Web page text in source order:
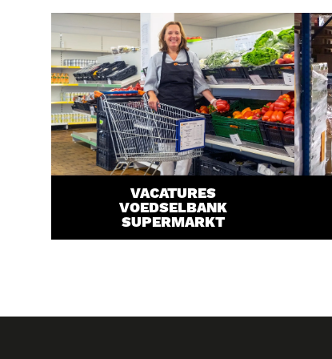
VACATURES
VOEDSELBANK
SUPERMARKT